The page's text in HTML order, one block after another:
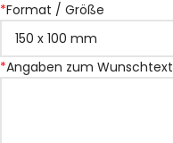
*Format / Größe
*Angaben zum Wunschtext